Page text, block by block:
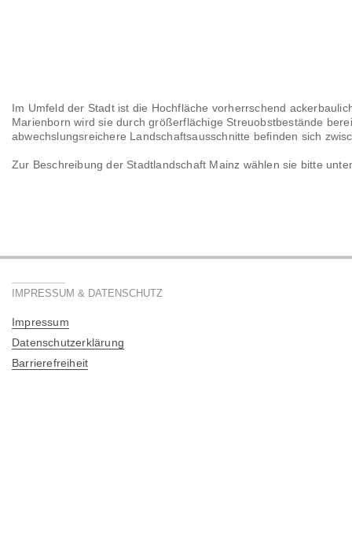
Im Umfeld der Stadt ist die Hochfläche vorherrschend
Marienborn wird sie durch größerflächige Streuobstbestände
abwechslungsreichere Landschaftsausschnitte befinden sich
Zur Beschreibung der Stadtlandschaft Mainz wählen sie bitte
IMPRESSUM & DATENSCHUTZ
Impressum
Datenschutzerklärung
Barrierefreiheit